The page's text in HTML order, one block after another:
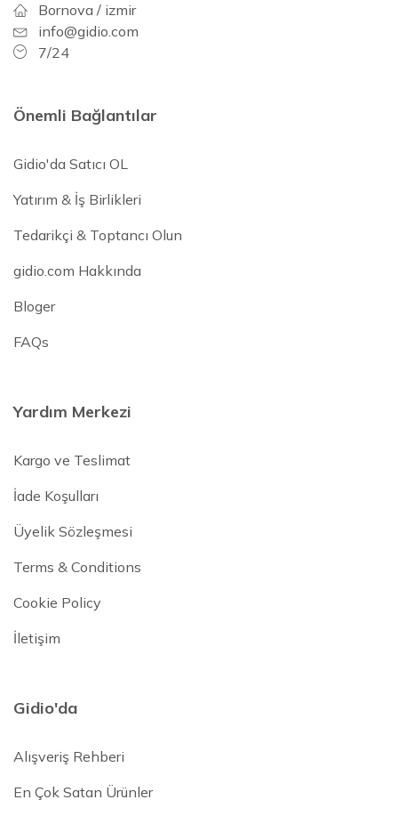
Bornova / izmir
info@gidio.com
7/24
Önemli Bağlantılar
Gidio'da Satıcı OL
Yatırım & İş Birlikleri
Tedarikçi & Toptancı Olun
gidio.com Hakkında
Bloger
FAQs
Yardım Merkezi
Kargo ve Teslimat
İade Koşulları
Üyelik Sözleşmesi
Terms & Conditions
Cookie Policy
İletişim
Gidio'da
Alışveriş Rehberi
En Çok Satan Ürünler